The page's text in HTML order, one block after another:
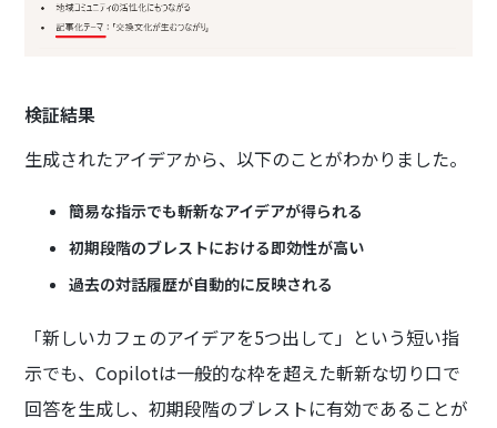
検証結果
生成されたアイデアから、以下のことがわかりました。
簡易な指示でも斬新なアイデアが得られる
初期段階のブレストにおける即効性が高い
過去の対話履歴が自動的に反映される
「新しいカフェのアイデアを5つ出して」という短い指
示でも、Copilotは一般的な枠を超えた斬新な切り口で
回答を生成し、初期段階のブレストに有効であることが